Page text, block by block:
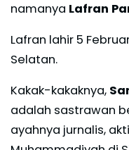
namanya Lafran
Lafran lahir 5
Selatan.
Kakak-kakaknya,
adalah sastrawan
ayahnya jurnalis,